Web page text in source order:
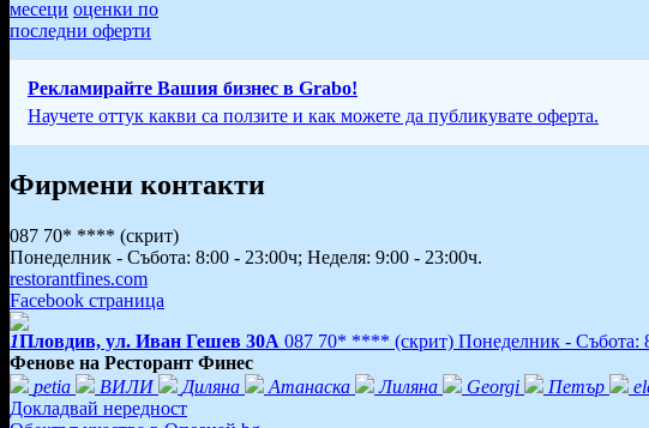
месеци оценки по
последни оферти
Рекламирайте Вашия бизнес в Grabo!
Научете оттук какви са ползите и как можете да публикувате оферта.
Фирмени контакти
087 70* **** (скрит)
Понеделник - Събота: 8:00 - 23:00ч; Неделя: 9:00 - 23:00ч.
restorantfines.com
Facebook страница
1Пловдив, ул. Иван Гешев 30А 087 70* **** (скрит) Понеделник - Събота:
Фенове на Ресторант Финес
petia
ВИЛИ Диляна Атанаска Лиляна Georgi Петър
Докладвай нередност